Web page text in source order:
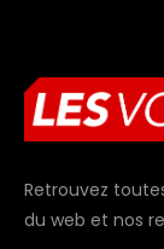
Retrouvez
du web et nos